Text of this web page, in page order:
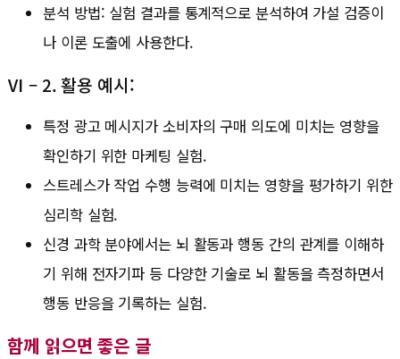
분석 방법: 실험 결과를 통계적으로 분석하여 가설 검증이
나 이론 도출에 사용한다.
Ⅵ – 2. 활용 예시:
특정 광고 메시지가 소비자의 구매 의도에 미치는 영향을
확인하기 위한 마케팅 실험.
스트레스가 작업 수행 능력에 미치는 영향을 평가하기 위한
심리학 실험.
신경 과학 분야에서는 뇌 활동과 행동 간의 관계를 이해하
기 위해 전자기파 등 다양한 기술로 뇌 활동을 측정하면서
행동 반응을 기록하는 실험.
함께 읽으면 좋은 글